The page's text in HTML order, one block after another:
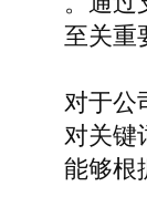
至关重
对于公
对关键
能够根